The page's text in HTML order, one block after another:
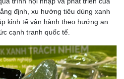
định, xu hướng tiêu dùng xanh
kinh tế vận hành theo hướng an
cạnh tranh quốc tế.